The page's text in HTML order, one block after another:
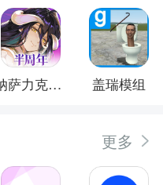
纳萨力克之王 盖瑞模组
更多